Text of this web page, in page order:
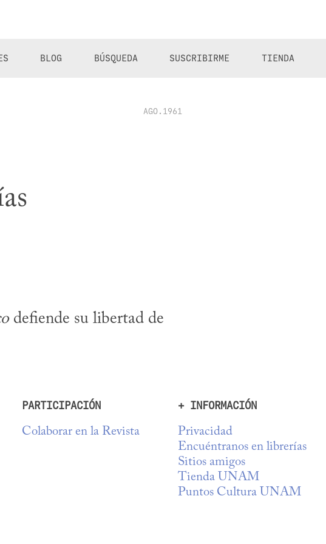
BLOG BÚSQUEDA SUSCRIBIRME TIENDA
AGO.1961
defiende su libertad de
PARTICIPACIÓN
Colaborar en la Revista
+ INFORMACIÓN
Privacidad
Encuéntranos en librerías
Sitios amigos
Tienda UNAM
Puntos Cultura UNAM